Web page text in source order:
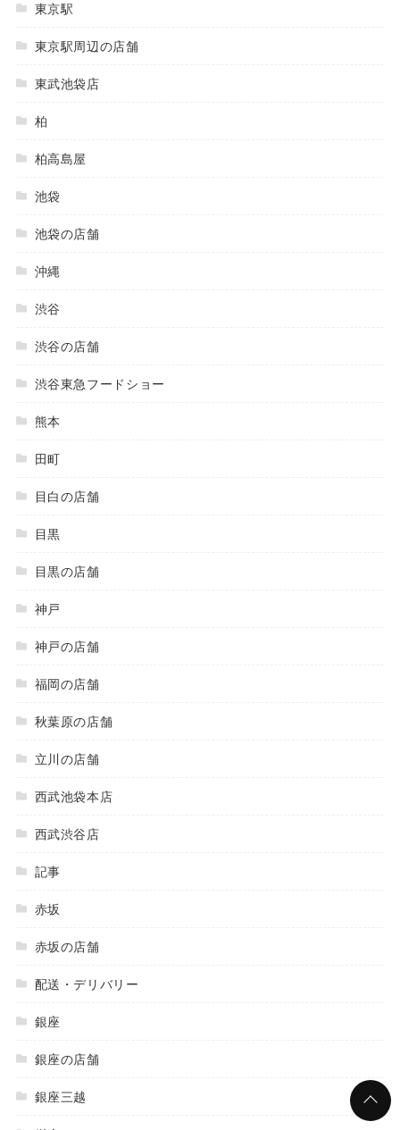
東京駅
東京駅周辺の店舗
東武池袋店
柏
柏高島屋
池袋
池袋の店舗
沖縄
渋谷
渋谷の店舗
渋谷東急フードショー
熊本
田町
目白の店舗
目黒
目黒の店舗
神戸
神戸の店舗
福岡の店舗
秋葉原の店舗
立川の店舗
西武池袋本店
西武渋谷店
記事
赤坂
赤坂の店舗
配送・デリバリー
銀座
銀座の店舗
銀座三越